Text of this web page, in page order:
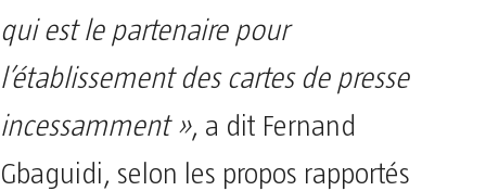
qui est le partenaire pour
l’établissement des cartes de presse
incessamment », a dit Fernand
Gbaguidi, selon les propos rapportés